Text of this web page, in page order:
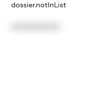
dossier.notInList